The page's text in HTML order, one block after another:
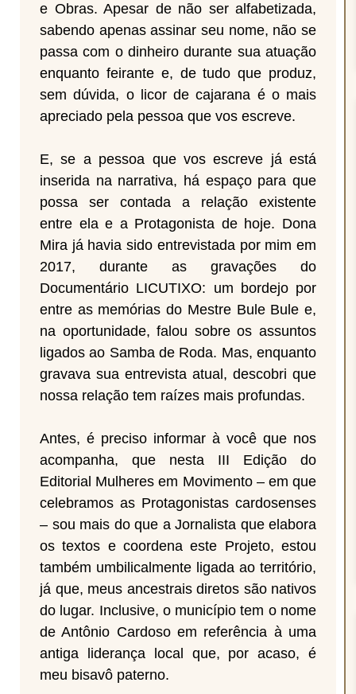
e Obras. Apesar de não ser alfabetizada,
sabendo apenas assinar seu nome, não se
passa com o dinheiro durante sua atuação
enquanto feirante e, de tudo que produz,
sem dúvida, o licor de cajarana é o mais
apreciado pela pessoa que vos escreve.
E, se a pessoa que vos escreve já está
inserida na narrativa, há espaço para que
possa ser contada a relação existente
entre ela e a Protagonista de hoje. Dona
Mira já havia sido entrevistada por mim em
2017, durante as gravações do
Documentário LICUTIXO: um bordejo por
entre as memórias do Mestre Bule Bule e,
na oportunidade, falou sobre os assuntos
ligados ao Samba de Roda. Mas, enquanto
gravava sua entrevista atual, descobri que
nossa relação tem raízes mais profundas.
Antes, é preciso informar à você que nos
acompanha, que nesta III Edição do
Editorial Mulheres em Movimento – em que
celebramos as Protagonistas cardosenses
– sou mais do que a Jornalista que elabora
os textos e coordena este Projeto, estou
também umbilicalmente ligada ao território,
já que, meus ancestrais diretos são nativos
do lugar. Inclusive, o município tem o nome
de Antônio Cardoso em referência à uma
antiga liderança local que, por acaso, é
meu bisavô paterno.